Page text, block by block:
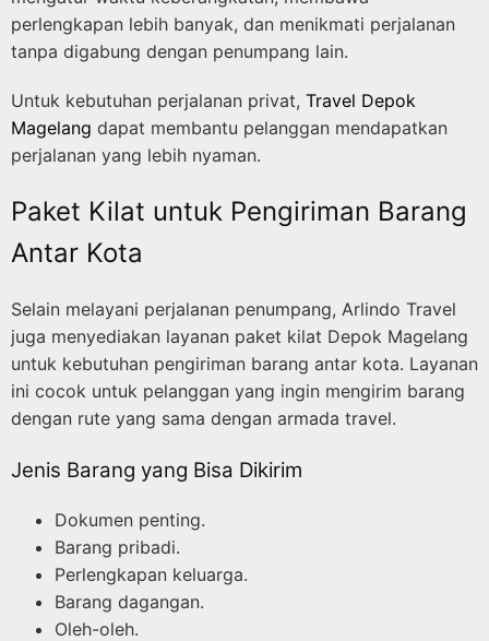
perlengkapan lebih banyak, dan menikmati perjalanan
tanpa digabung dengan penumpang lain.
Untuk kebutuhan perjalanan privat, Travel Depok
Magelang dapat membantu pelanggan mendapatkan
perjalanan yang lebih nyaman.
Paket Kilat untuk Pengiriman Barang
Antar Kota
Selain melayani perjalanan penumpang, Arlindo Travel
juga menyediakan layanan paket kilat Depok Magelang
untuk kebutuhan pengiriman barang antar kota. Layanan
ini cocok untuk pelanggan yang ingin mengirim barang
dengan rute yang sama dengan armada travel.
Jenis Barang yang Bisa Dikirim
Dokumen penting.
Barang pribadi.
Perlengkapan keluarga.
Barang dagangan.
Oleh-oleh.